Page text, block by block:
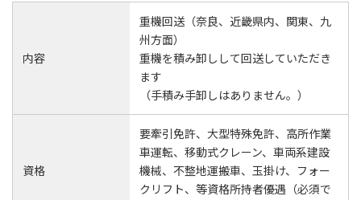
内容
重機回送（奈良、近畿県内、関東、九
州方面）
重機を積み卸しして回送していただき
ます
（手積み手卸しはありません。）
資格
要牽引免許、大型特殊免許、高所作業
車運転、移動式クレーン、車両系建設
機械、不整地運搬車、玉掛け、フォー
クリフト、等資格所持者優遇（必須で